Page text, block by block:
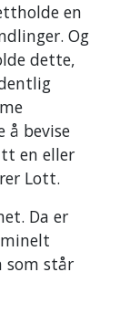
en
Og
dette,
å bevise
en eller
Lott.
Da er
som står